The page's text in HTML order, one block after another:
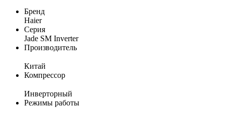
Бренд
Haier
Серия
Jade SM Inverter
Производитель
Китай
Компрессор
Инверторный
Режимы работы